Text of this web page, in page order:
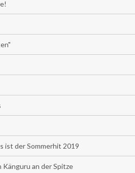
ist der Sommerhit 2019
Känguru an der Spitze